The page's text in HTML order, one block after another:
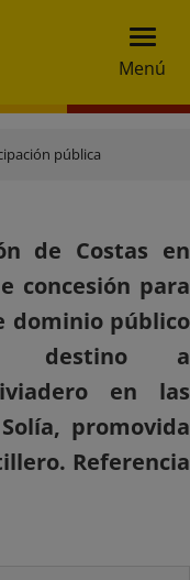
Menú
pública
de Costas en
concesión para
dominio público
destino a
en las
promovida
Referencia